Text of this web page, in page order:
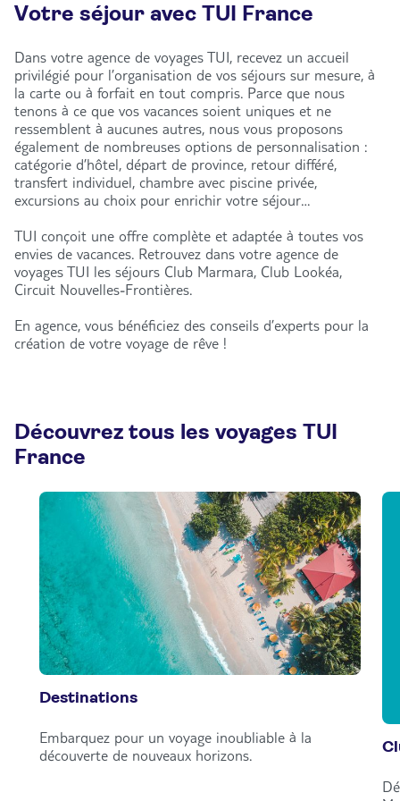
Votre séjour avec TUI France
Dans votre agence de voyages TUI, recevez un accueil
privilégié pour l’organisation de vos séjours sur mesure, à
la carte ou à forfait en tout compris. Parce que nous
tenons à ce que vos vacances soient uniques et ne
ressemblent à aucunes autres, nous vous proposons
également de nombreuses options de personnalisation :
catégorie d’hôtel, départ de province, retour différé,
transfert individuel, chambre avec piscine privée,
excursions au choix pour enrichir votre séjour…
TUI conçoit une offre complète et adaptée à toutes vos
envies de vacances. Retrouvez dans votre agence de
voyages TUI les séjours Club Marmara, Club Lookéa,
Circuit Nouvelles-Frontières.
En agence, vous bénéficiez des conseils d’experts pour la
création de votre voyage de rêve !
Découvrez tous les voyages TUI
France
Destinations
Embarquez pour un voyage inoubliable à la
découverte de nouveaux horizons.